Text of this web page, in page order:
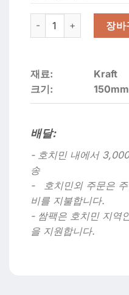
햄버거, 빵 용 정사각형장바
재료:
Kraft
크기:
배달:
- 호치민 내에서
송
- 호치민외 주문은 주
비를 지불합니다.
- 쌈팩은 호치민 지역
을 지원합니다.